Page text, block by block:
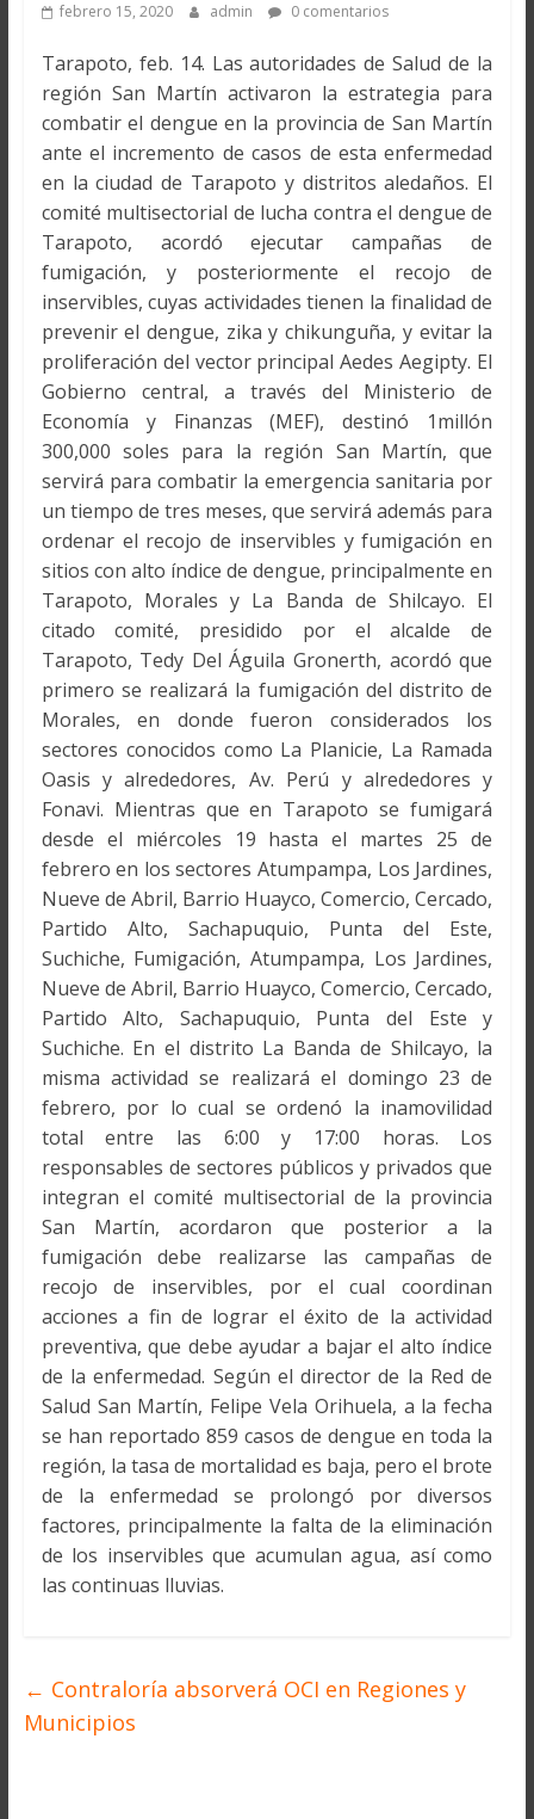
febrero 15, 2020 admin 0 comentarios
Tarapoto, feb. 14. Las autoridades de Salud de la
región San Martín activaron la estrategia para
combatir el dengue en la provincia de San Martín
ante el incremento de casos de esta enfermedad
en la ciudad de Tarapoto y distritos aledaños. El
comité multisectorial de lucha contra el dengue de
Tarapoto, acordó ejecutar campañas de
fumigación, y posteriormente el recojo de
inservibles, cuyas actividades tienen la finalidad de
prevenir el dengue, zika y chikunguña, y evitar la
proliferación del vector principal Aedes Aegipty. El
Gobierno central, a través del Ministerio de
Economía y Finanzas (MEF), destinó 1millón
300,000 soles para la región San Martín, que
servirá para combatir la emergencia sanitaria por
un tiempo de tres meses, que servirá además para
ordenar el recojo de inservibles y fumigación en
sitios con alto índice de dengue, principalmente en
Tarapoto, Morales y La Banda de Shilcayo. El
citado comité, presidido por el alcalde de
Tarapoto, Tedy Del Águila Gronerth, acordó que
primero se realizará la fumigación del distrito de
Morales, en donde fueron considerados los
sectores conocidos como La Planicie, La Ramada
Oasis y alrededores, Av. Perú y alrededores y
Fonavi. Mientras que en Tarapoto se fumigará
desde el miércoles 19 hasta el martes 25 de
febrero en los sectores Atumpampa, Los Jardines,
Nueve de Abril, Barrio Huayco, Comercio, Cercado,
Partido Alto, Sachapuquio, Punta del Este,
Suchiche, Fumigación, Atumpampa, Los Jardines,
Nueve de Abril, Barrio Huayco, Comercio, Cercado,
Partido Alto, Sachapuquio, Punta del Este y
Suchiche. En el distrito La Banda de Shilcayo, la
misma actividad se realizará el domingo 23 de
febrero, por lo cual se ordenó la inamovilidad
total entre las 6:00 y 17:00 horas. Los
responsables de sectores públicos y privados que
integran el comité multisectorial de la provincia
San Martín, acordaron que posterior a la
fumigación debe realizarse las campañas de
recojo de inservibles, por el cual coordinan
acciones a fin de lograr el éxito de la actividad
preventiva, que debe ayudar a bajar el alto índice
de la enfermedad. Según el director de la Red de
Salud San Martín, Felipe Vela Orihuela, a la fecha
se han reportado 859 casos de dengue en toda la
región, la tasa de mortalidad es baja, pero el brote
de la enfermedad se prolongó por diversos
factores, principalmente la falta de la eliminación
de los inservibles que acumulan agua, así como
las continuas lluvias.
← Contraloría absorverá OCI en Regiones y
Municipios